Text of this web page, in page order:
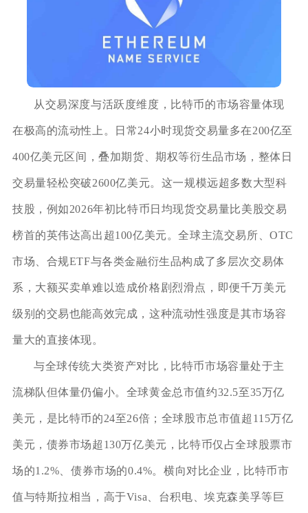
从交易深度与活跃度维度，比特币的市场容量体现
在极高的流动性上。日常24小时现货交易量多在200亿至
400亿美元区间，叠加期货、期权等衍生品市场，整体日
交易量轻松突破2600亿美元。这一规模远超多数大型科
技股，例如2026年初比特币日均现货交易量比美股交易
榜首的英伟达高出超100亿美元。全球主流交易所、OTC
市场、合规ETF与各类金融衍生品构成了多层次交易体
系，大额买卖单难以造成价格剧烈滑点，即便千万美元
级别的交易也能高效完成，这种流动性强度是其市场容
量大的直接体现。
与全球传统大类资产对比，比特币市场容量处于主
流梯队但体量仍偏小。全球黄金总市值约32.5至35万亿
美元，是比特币的24至26倍；全球股市总市值超115万亿
美元，债券市场超130万亿美元，比特币仅占全球股票市
场的1.2%、债券市场的0.4%。横向对比企业，比特币市
值与特斯拉相当，高于Visa、台积电、埃克森美孚等巨